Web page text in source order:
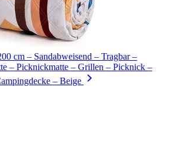
cm – Sandabweisend – Tragbar –
– Picknickmatte – Grillen – Picknick –
– Beige